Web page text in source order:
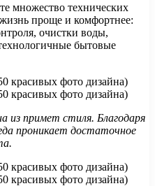
множество технических
проще и комфортнее:
очистки воды,
бытовые
из примет стиля. Благодаря
проникает достаточное